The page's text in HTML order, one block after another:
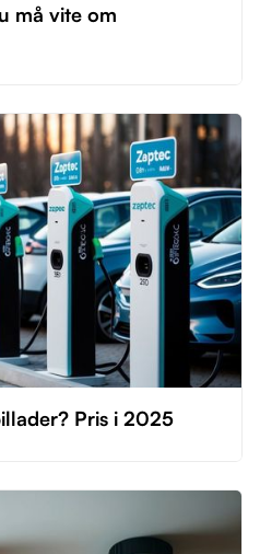
må vite om
Pris i 2025